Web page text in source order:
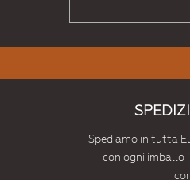
Spediamo in tutta
con ogni imballo